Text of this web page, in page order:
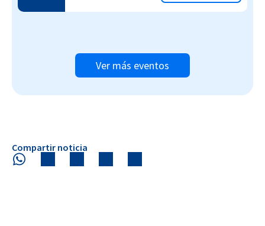
Ver más eventos
Compartir noticia